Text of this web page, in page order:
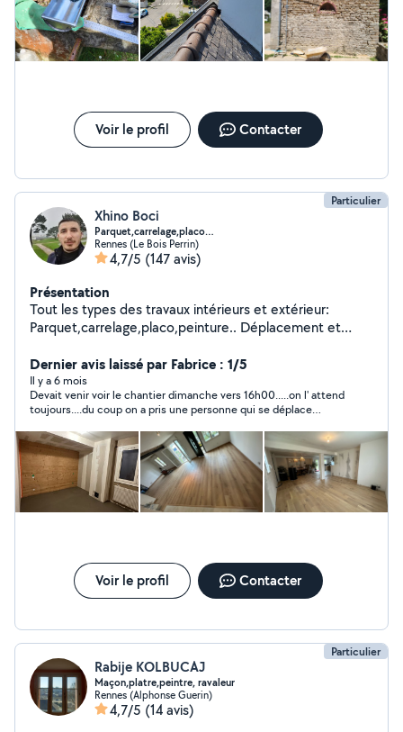
Voir le profil Contacter
Particulier
Xhino Boci
Parquet,carrelage,placo…
Rennes (Le Bois Perrin)
4,7/5 (147 avis)
Présentation
Tout les types des travaux intérieurs et extérieur:
Parquet,carrelage,placo,peinture.. Déplacement et
Dernier avis laissé par Fabrice : 1/5
Il y a 6 mois
Devait venir voir le chantier dimanche vers 16h00.....on l' attend
toujours....du coup on a pris une personne qui se déplace
pour la suite
Voir le profil Contacter
Particulier
Rabije KOLBUCAJ
Maçon,platre,peintre, ravaleur
Rennes (Alphonse Guerin)
4,7/5 (14 avis)